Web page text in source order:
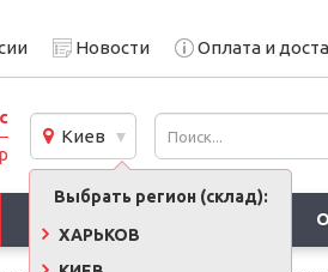
Новости Оплата и
Киев
Выбрать регион (склад):
ХАРЬКОВ